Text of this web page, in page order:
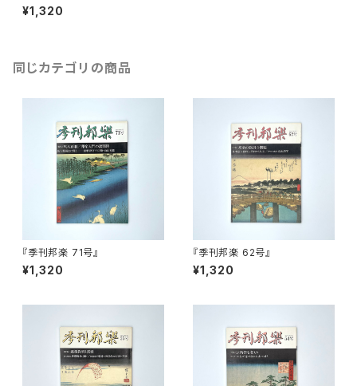
¥1,320
同じカテゴリの商品
『季刊邦楽 71号』
¥1,320
『季刊邦楽 62号』
¥1,320